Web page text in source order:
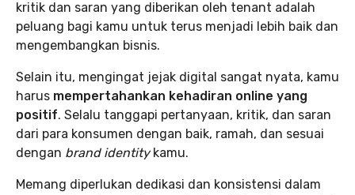
kritik dan saran yang diberikan oleh tenant adalah
peluang bagi kamu untuk terus menjadi lebih baik dan
mengembangkan bisnis.
Selain itu, mengingat jejak digital sangat nyata, kamu
harus mempertahankan kehadiran online yang
positif. Selalu tanggapi pertanyaan, kritik, dan saran
dari para konsumen dengan baik, ramah, dan sesuai
dengan brand identity kamu.
Memang diperlukan dedikasi dan konsistensi dalam